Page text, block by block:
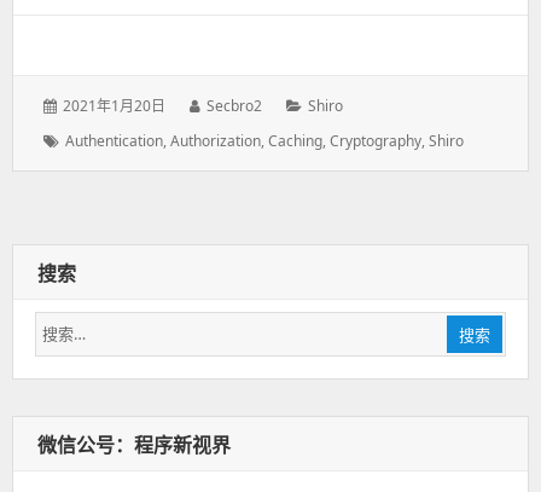
发
于：
2021年1月20日
作
Secbro2
分
Shiro
标
Authentication,Authorization,Caching,Cryptography,Shiro
搜索
搜
索：
搜索
微信公号：程序新视界